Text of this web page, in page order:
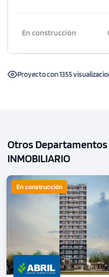
En construcción
Proyecto con 1355
Otros Departamentos
INMOBILIARIO
En construcción